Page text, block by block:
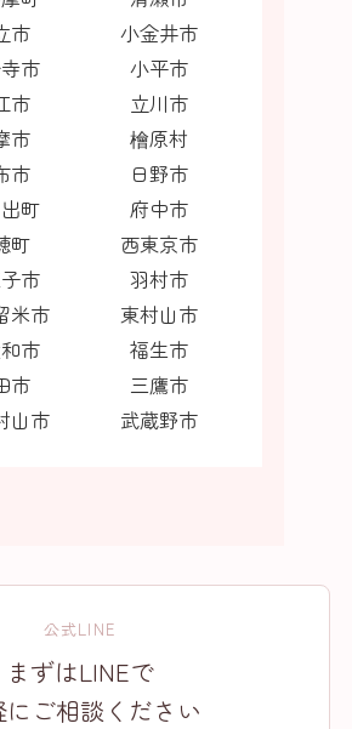
市
小金井市
市
小平市
市
立川市
市
檜原村
市
日野市
町
府中市
町
西東京市
市
羽村市
米市
東村山市
市
福生市
市
三鷹市
山市
武蔵野市
公式LINE
まずはLINEで
にご相談ください